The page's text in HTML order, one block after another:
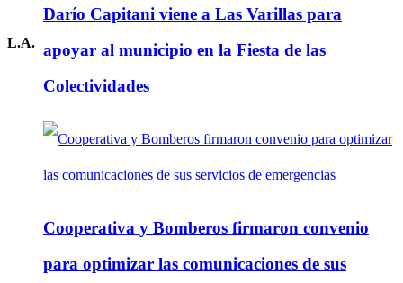
Darío Capitani viene a Las Varillas para
apoyar al municipio en la Fiesta de las
Colectividades
Cooperativa y Bomberos firmaron convenio
para optimizar las comunicaciones de sus
L.A.